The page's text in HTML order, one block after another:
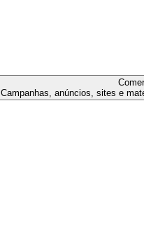
Campanhas, anúncios, sites e